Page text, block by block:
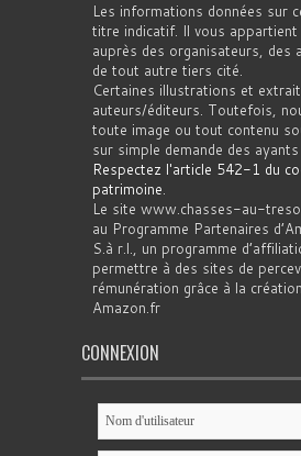
Les informations données sur
titre indicatif. Il vous
auprès des organisateurs, des
de tout autre tiers cité.
Certaines illustrations et
auteurs/éditeurs. Toutefois,
toute image ou tout contenu
sur simple demande des
Respectez l'article 542-1 du
patrimoine.
Le site www.chasses-au-
au Programme Partenaires
S.à r.l., un programme
permettre à des sites de
rémunération grâce à la
Amazon.fr
CONNEXION